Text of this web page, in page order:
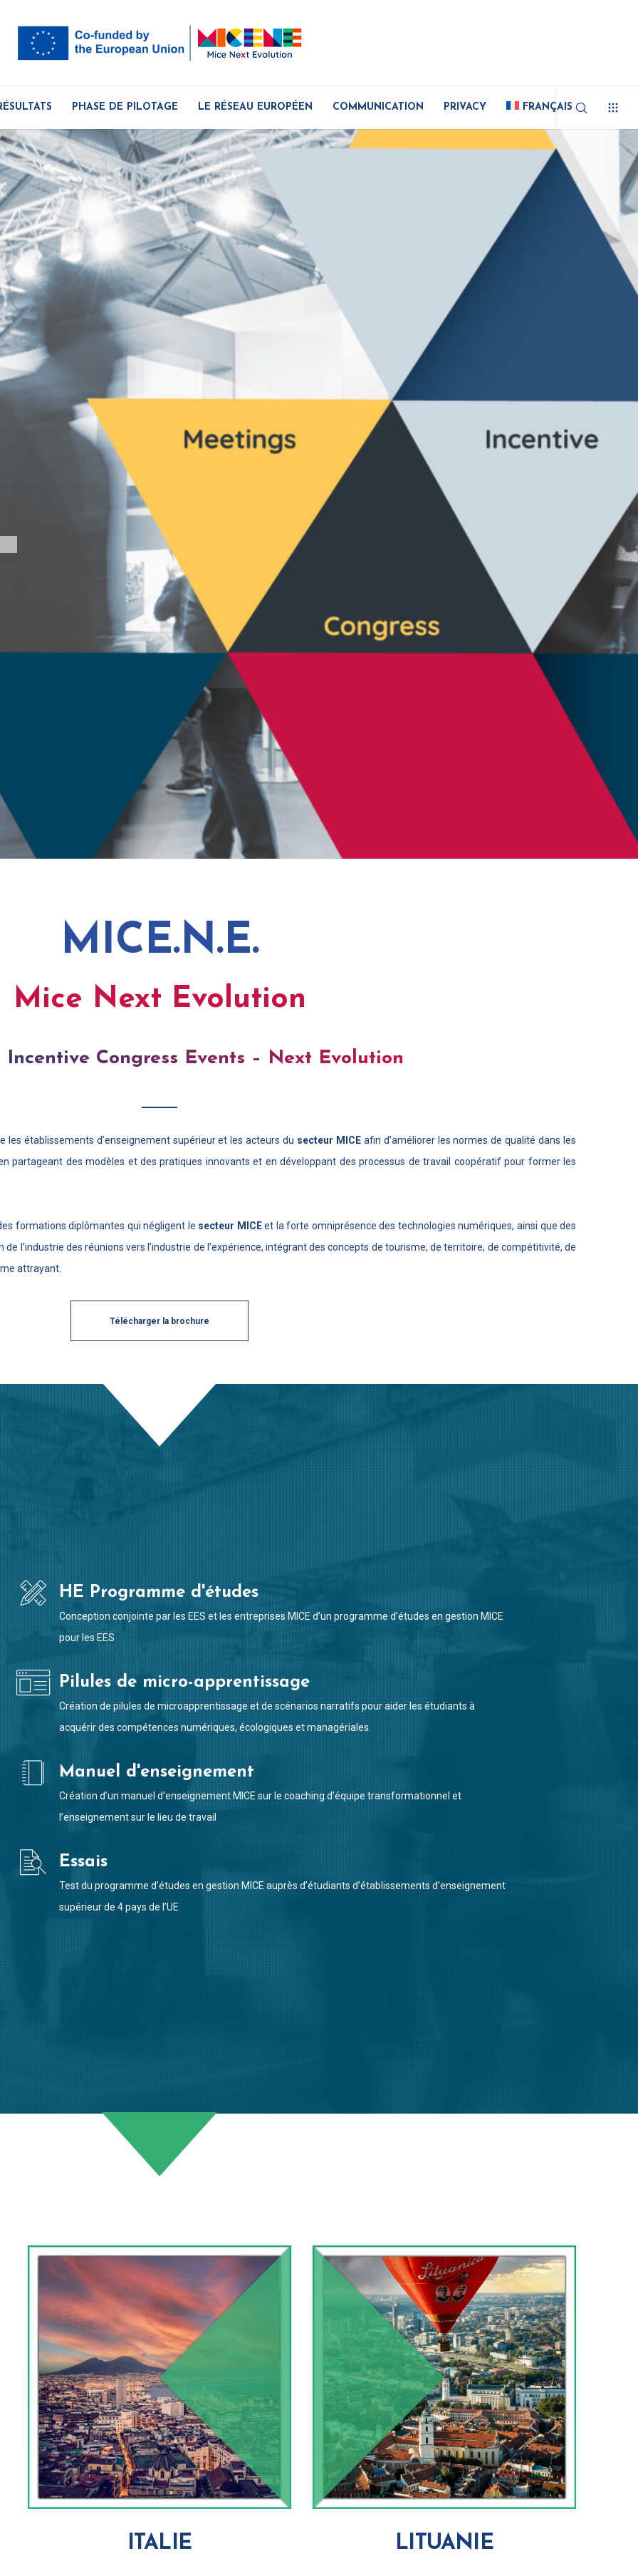
PHASE DE PILOTAGE LE RÉSEAU EUROPÉEN COMMUNICATION PRIVACY FRANÇAIS
MICE.N.E.
Mice Next Evolution
Congress Events – Next Evolution
les établissements d’enseignement supérieur et les acteurs du secteur MICEafin d’améliorer les normes de qualité dans les
partageant des modèles et des pratiques innovants et en développant des processus de travail coopératif pour former les
formations diplômantes qui négligent le secteur MICEet la forte omniprésence des technologies numériques, ainsi que des
l’industrie des réunions vers l’industrie de l’expérience, intégrant des concepts de tourisme, de territoire, de compétitivité, de
attrayant.
Télécharger la brochure
HE Programme d'études
Conception conjointe par les EES et les entreprises MICE d’un programme d’études en gestion MICE
pour les EES
Pilules de micro-apprentissage
Création de pilules de microapprentissage et de scénarios narratifs pour aider les étudiants à
acquérir des compétences numériques, écologiques et managériales.
Manuel d'enseignement
Création d’un manuel d’enseignement MICE sur le coaching d’équipe transformationnel et
l’enseignement sur le lieu de travail
Essais
Test du programme d’études en gestion MICE auprès d’étudiants d’établissements d’enseignement
supérieur de 4 pays de l’UE
ITALIE LITUANIE